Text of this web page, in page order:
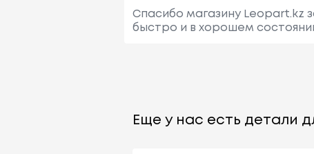
Спасибо магазину Leopart.kz
быстро и в хорошем
Еще у нас есть детали